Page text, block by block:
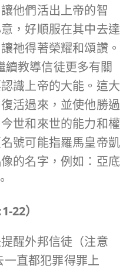
他們活出上帝的智
，好順服在其中去達
祂得著榮耀和頌讚。
續教導信徒更多有關
識上帝的大能。這大
活過來，並使他勝過
世和來世的能力和權
號可能指羅馬皇帝凱
的名字，例如：亞底
22）
醒外邦信徒（注意
直都犯罪得罪上